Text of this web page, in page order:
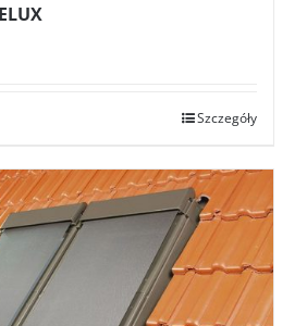
Szczegóły